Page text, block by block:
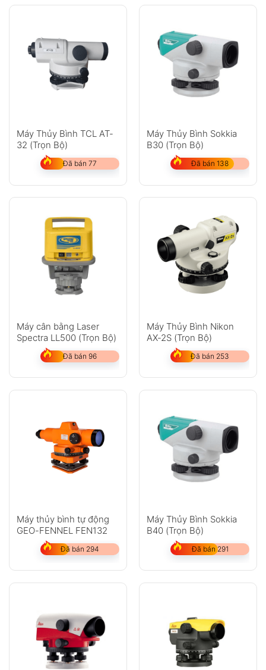
Máy Thủy Bình TCL AT-
32 (Trọn Bộ)
Đã bán 77
Máy Thủy Bình Sokkia
B30 (Trọn Bộ)
Đã bán 138
Máy cân bằng Laser
Spectra LL500 (Trọn Bộ)
Đã bán 96
Máy Thủy Bình Nikon
AX-2S (Trọn Bộ)
Đã bán 253
Máy thủy bình tự động
GEO-FENNEL FEN132
Đã bán 294
Máy Thủy Bình Sokkia
B40 (Trọn Bộ)
Đã bán 291